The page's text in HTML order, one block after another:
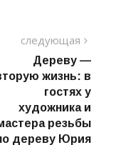
следующая
пост
Дереву —
вторую жизнь: в
гостях у
художника и